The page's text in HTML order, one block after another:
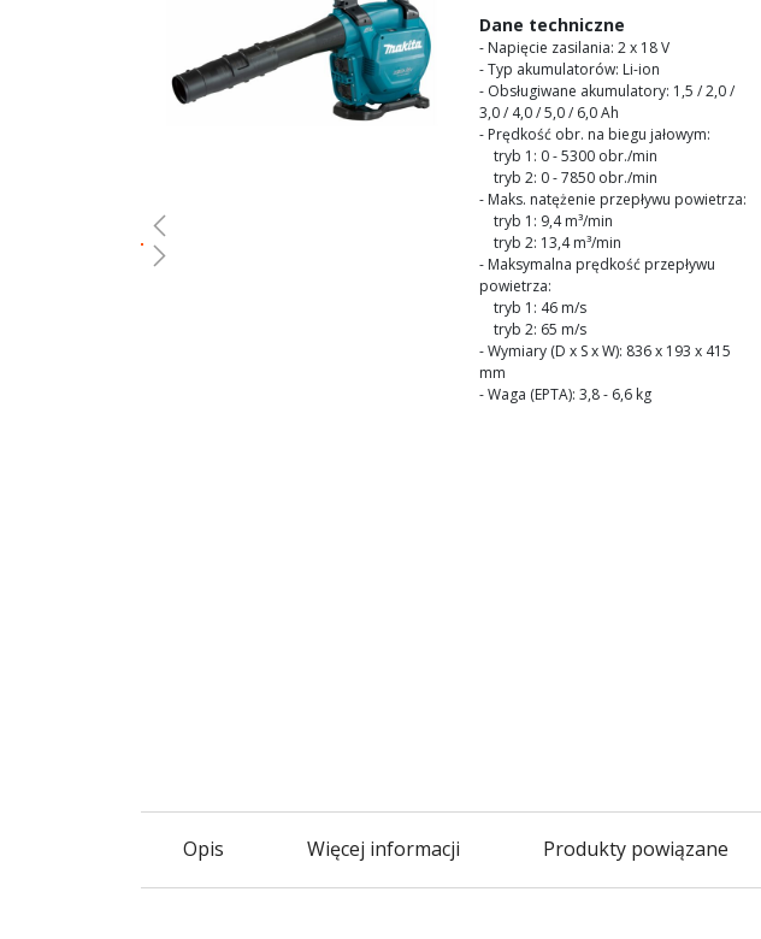
images
gallery
Dane techniczne
- Napięcie zasilania: 2 x 18 V
- Typ akumulatorów: Li-ion
- Obsługiwane akumulatory: 1,5 / 2,0 /
3,0 / 4,0 / 5,0 / 6,0 Ah
- Prędkość obr. na biegu jałowym:
tryb 1: 0 - 5300 obr./min
tryb 2: 0 - 7850 obr./min
- Maks. natężenie przepływu powietrza:
tryb 1: 9,4 m³/min
tryb 2: 13,4 m³/min
- Maksymalna prędkość przepływu
powietrza:
tryb 1: 46 m/s
tryb 2: 65 m/s
- Wymiary (D x S x W): 836 x 193 x 415
mm
- Waga (EPTA): 3,8 - 6,6 kg
Opis Więcej informacji Produkty powiązane